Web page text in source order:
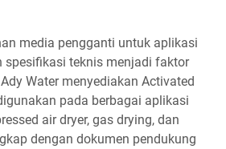
media pengganti untuk aplikasi
spesifikasi teknis menjadi faktor
Water menyediakan Activated
pada berbagai aplikasi
air dryer, gas drying, dan
dengan dokumen pendukung